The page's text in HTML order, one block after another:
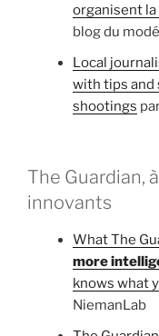
organisent
blog du
Local
with tips and
shootings
The Guardian,
innovants
What The
more
knows what
NiemanLab